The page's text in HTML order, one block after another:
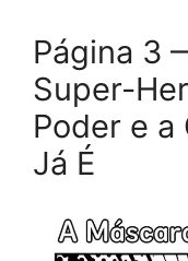
Página 3
Super-
Poder e a
Já É